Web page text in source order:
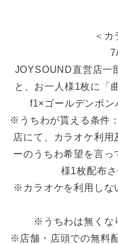
＜カ
JOYSOUND直営店一
と、お一人様1枚に「
f1×ゴールデンボン
※うちわが貰える条件
店にて、カラオケ利
ーのうちわ希望を言っ
様1枚配布さ
※カラオケを利用しな
※うちわは無くな
※店舗・店頭での無料